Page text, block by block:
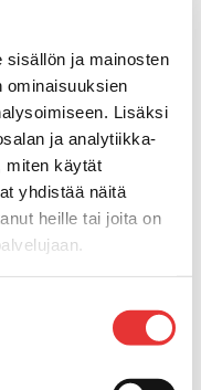
sisällön ja mainosten
ominaisuuksien
Lisäksi
ja analytiikka-
miten käytät
yhdistää näitä
heille tai joita on